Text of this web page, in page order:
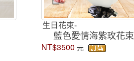
生日花束-
藍色愛情海紫玫花束
NT$3500 元